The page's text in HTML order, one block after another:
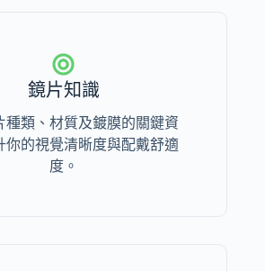
鏡片知識
種類、材質及鍍膜的關鍵資
你的視覺清晰度與配戴舒適
度。